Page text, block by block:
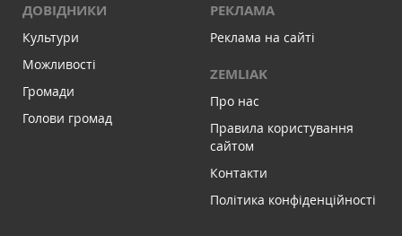
ДОВІДНИКИ
Культури
Можливості
Громади
Голови громад
РЕКЛАМА
Реклама на сайті
ZEMLIAK
Про нас
Правила користування
сайтом
Контакти
Політика конфіденційності